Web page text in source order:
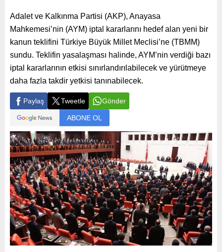
Adalet ve Kalkınma Partisi (AKP), Anayasa
Mahkemesi’nin (AYM) iptal kararlarını hedef alan yeni bir
kanun teklifini Türkiye Büyük Millet Meclisi’ne (TBMM)
sundu. Teklifin yasalaşması halinde, AYM’nin verdiği bazı
iptal kararlarının etkisi sınırlandırılabilecek ve yürütmeye
daha fazla takdir yetkisi tanınabilecek.
Paylaş Tweetle Gönder
ABONE OL